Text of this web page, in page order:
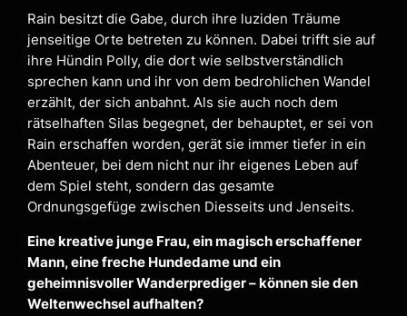
Rain besitzt die Gabe, durch ihre luziden Träume
jenseitige Orte betreten zu können. Dabei trifft sie auf
ihre Hündin Polly, die dort wie selbstverständlich
sprechen kann und ihr von dem bedrohlichen Wandel
erzählt, der sich anbahnt. Als sie auch noch dem
rätselhaften Silas begegnet, der behauptet, er sei von
Rain erschaffen worden, gerät sie immer tiefer in ein
Abenteuer, bei dem nicht nur ihr eigenes Leben auf
dem Spiel steht, sondern das gesamte
Ordnungsgefüge zwischen Diesseits und Jenseits.
Eine kreative junge Frau, ein magisch erschaffener
Mann, eine freche Hundedame und ein
geheimnisvoller Wanderprediger – können sie den
Weltenwechsel aufhalten?